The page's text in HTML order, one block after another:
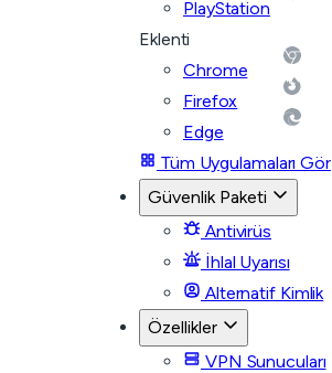
PlayStation
Eklenti
Chrome
Firefox
Edge
Tüm Uygulamaları Gör
Güvenlik Paketi
Antivirüs
İhlal Uyarısı
Alternatif Kimlik
Özellikler
VPN Sunucuları